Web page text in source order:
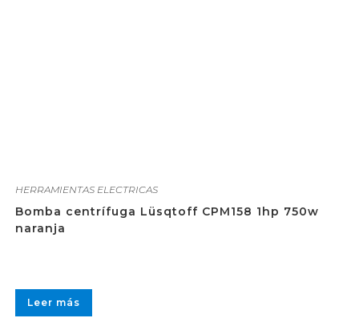
HERRAMIENTAS ELECTRICAS
Bomba centrífuga Lüsqtoff CPM158 1hp 750w
naranja
Leer más